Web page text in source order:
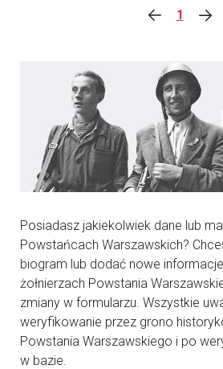
1
Posiadasz jakiekolwiek dane lub
Powstańcach Warszawskich?
biogram lub dodać nowe
żołnierzach Powstania
zmiany w formularzu. Wszystkie
weryfikowanie przez grono
Powstania Warszawskiego i po
w bazie.